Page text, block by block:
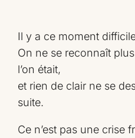
Il y a ce moment
On ne se reconnaît
l’on était,
et rien de clair ne se
suite.
Ce n’est pas une crise